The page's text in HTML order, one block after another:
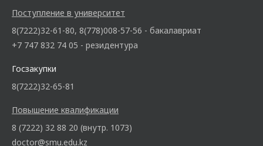
Поступление в университет
8(7222)32-61-80, 8(778)008-57-56 - бакалавриат
+7 747 832 74 05 - резидентура
Госзакупки
8(7222)32-65-81
Повышение квалификации
8 (7222) 32 88 20 (внутр. 1073)
doctor@smu.edu.kz